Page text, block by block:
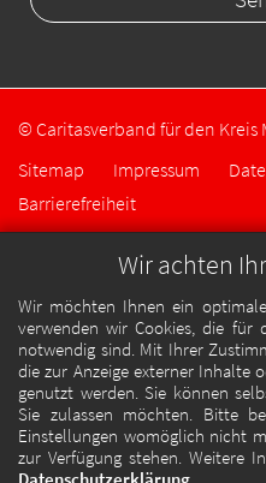
Wir achten
Wir möchten Ihnen ein
verwenden wir Cookies, die für
notwendig sind. Mit Ihrer
die zur Anzeige externer Inhalte
genutzt werden. Sie können
Sie zulassen möchten. Bitte
Einstellungen womöglich nicht
zur Verfügung stehen. Weitere
© Caritasverband für den Kreis
Sitemap
Impressum
Barrierefreiheit